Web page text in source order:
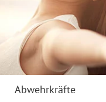
Abwehrkräfte